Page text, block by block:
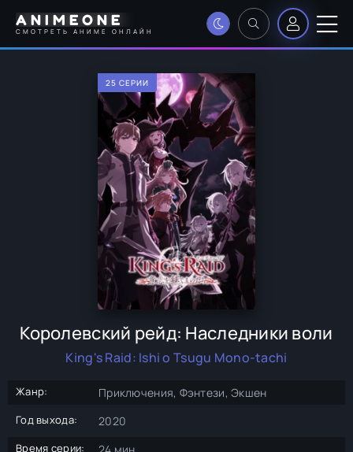
ANIMEONE
СМОТРЕТЬ АНИМЕ ОНЛАЙН
25 СЕРИИ
Королевский рейд: Наследники воли
King's Raid: Ishi o Tsugu Mono-tachi
Жанр: Приключения, Фэнтези, Экшен
Год выхода: 2020
Время серии: